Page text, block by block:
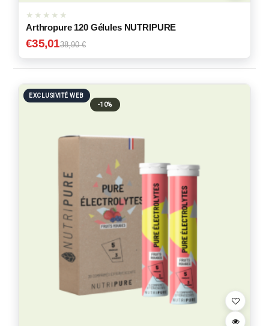
Arthropure 120 Gélules NUTRIPURE
€35,0138,90 €
EXCLUSIVITÉ WEB
-10%